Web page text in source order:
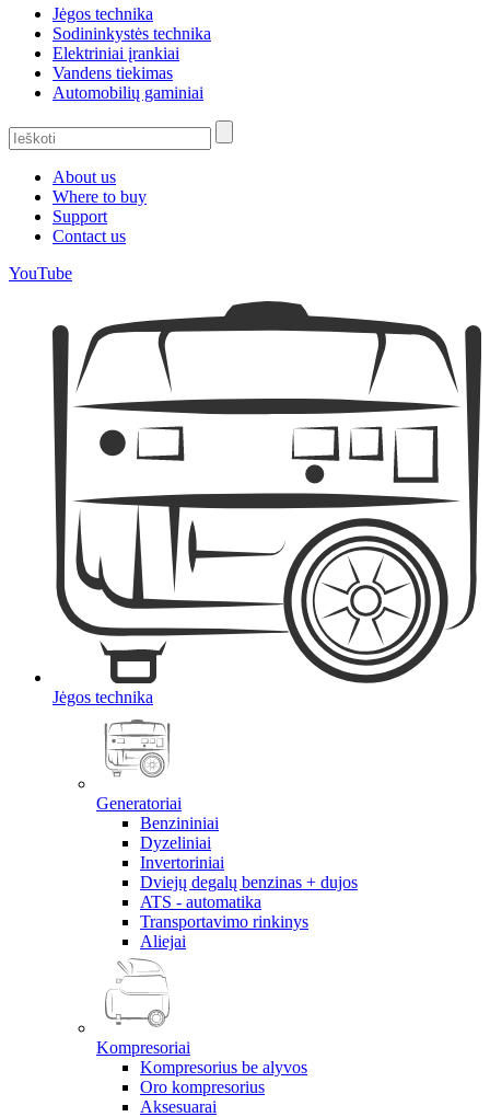
Jėgos technika
Sodininkystės technika
Elektriniai įrankiai
Vandens tiekimas
Automobilių gaminiai
About us
Where to buy
Support
Contact us
YouTube
Jėgos technika
Generatoriai
Benzininiai
Dyzeliniai
Invertoriniai
Dviejų degalų benzinas + dujos
ATS - automatika
Transportavimo rinkinys
Aliejai
Kompresoriai
Kompresorius be alyvos
Oro kompresorius
Aksesuarai